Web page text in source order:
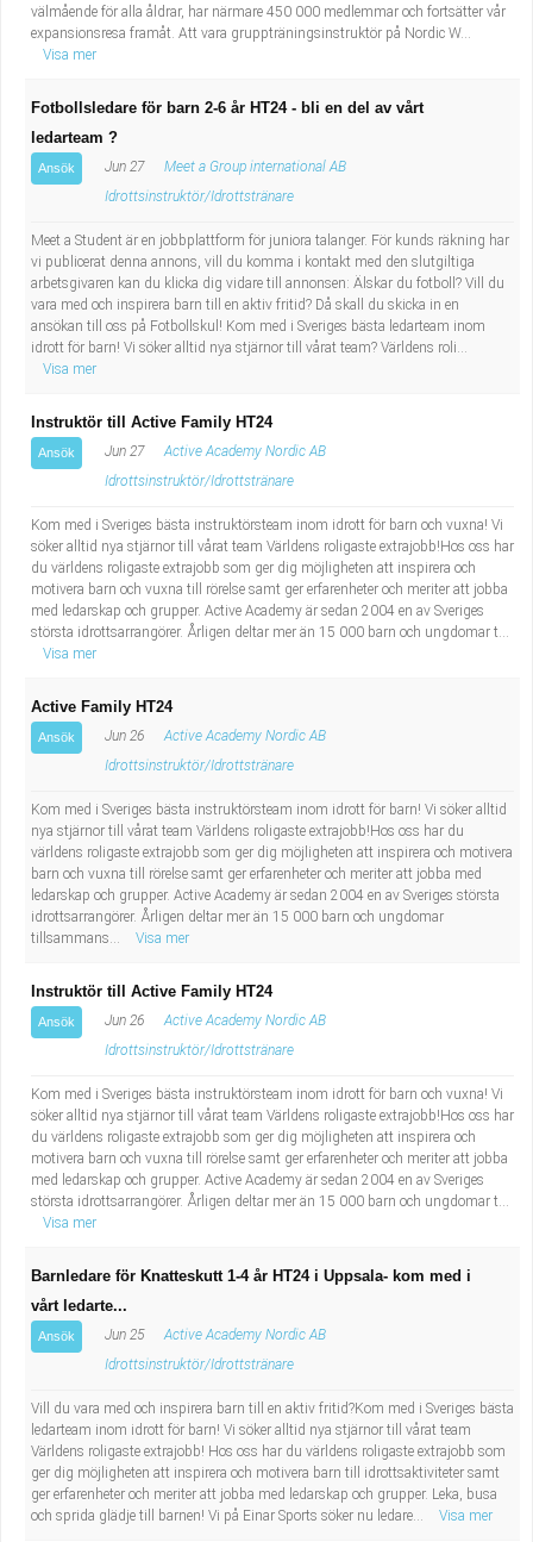
välmående för alla åldrar, har närmare 450 000 medlemmar och fortsätter vår
expansionsresa framåt. Att vara gruppträningsinstruktör på Nordic W...
Visa mer
Fotbollsledare för barn 2-6 år HT24 - bli en del av vårt
ledarteam ?
Ansök Jun 27
Meet a Group international AB
Idrottsinstruktör/Idrottstränare
Meet a Student är en jobbplattform för juniora talanger. För kunds räkning har
vi publicerat denna annons, vill du komma i kontakt med den slutgiltiga
arbetsgivaren kan du klicka dig vidare till annonsen: Älskar du fotboll? Vill du
vara med och inspirera barn till en aktiv fritid? Då skall du skicka in en
ansökan till oss på Fotbollskul! Kom med i Sveriges bästa ledarteam inom
idrott för barn! Vi söker alltid nya stjärnor till vårat team? Världens roli...
Visa mer
Instruktör till Active Family HT24
Ansök Jun 27
Active Academy Nordic AB
Idrottsinstruktör/Idrottstränare
Kom med i Sveriges bästa instruktörsteam inom idrott för barn och vuxna! Vi
söker alltid nya stjärnor till vårat team Världens roligaste extrajobb!Hos oss har
du världens roligaste extrajobb som ger dig möjligheten att inspirera och
motivera barn och vuxna till rörelse samt ger erfarenheter och meriter att jobba
med ledarskap och grupper. Active Academy är sedan 2004 en av Sveriges
största idrottsarrangörer. Årligen deltar mer än 15 000 barn och ungdomar t...
Visa mer
Active Family HT24
Ansök Jun 26
Active Academy Nordic AB
Idrottsinstruktör/Idrottstränare
Kom med i Sveriges bästa instruktörsteam inom idrott för barn! Vi söker alltid
nya stjärnor till vårat team Världens roligaste extrajobb!Hos oss har du
världens roligaste extrajobb som ger dig möjligheten att inspirera och motivera
barn och vuxna till rörelse samt ger erfarenheter och meriter att jobba med
ledarskap och grupper. Active Academy är sedan 2004 en av Sveriges största
idrottsarrangörer. Årligen deltar mer än 15 000 barn och ungdomar
tillsammans...
Visa mer
Instruktör till Active Family HT24
Ansök Jun 26
Active Academy Nordic AB
Idrottsinstruktör/Idrottstränare
Kom med i Sveriges bästa instruktörsteam inom idrott för barn och vuxna! Vi
söker alltid nya stjärnor till vårat team Världens roligaste extrajobb!Hos oss har
du världens roligaste extrajobb som ger dig möjligheten att inspirera och
motivera barn och vuxna till rörelse samt ger erfarenheter och meriter att jobba
med ledarskap och grupper. Active Academy är sedan 2004 en av Sveriges
största idrottsarrangörer. Årligen deltar mer än 15 000 barn och ungdomar t...
Visa mer
Barnledare för Knatteskutt 1-4 år HT24 i Uppsala- kom med i
vårt ledarte...
Ansök Jun 25
Active Academy Nordic AB
Idrottsinstruktör/Idrottstränare
Vill du vara med och inspirera barn till en aktiv fritid?Kom med i Sveriges bästa
ledarteam inom idrott för barn! Vi söker alltid nya stjärnor till vårat team
Världens roligaste extrajobb! Hos oss har du världens roligaste extrajobb som
ger dig möjligheten att inspirera och motivera barn till idrottsaktiviteter samt
ger erfarenheter och meriter att jobba med ledarskap och grupper. Leka, busa
och sprida glädje till barnen! Vi på Einar Sports söker nu ledare...
Visa mer